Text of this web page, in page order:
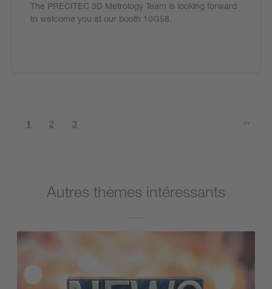
The PRECITEC 3D Metrology Team is looking forward
to welcome you at our booth 10G58.
1 2 3
Autres thèmes intéressants